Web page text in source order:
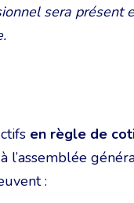
sera
en règle de
l’assemblée
: